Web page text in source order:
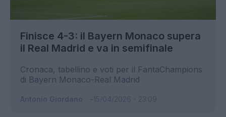
Finisce 4-3: il Bayern Monaco supera
il Real Madrid e va in semifinale
Cronaca, tabellino e voti per il FantaChampions
di Bayern Monaco-Real Madrid